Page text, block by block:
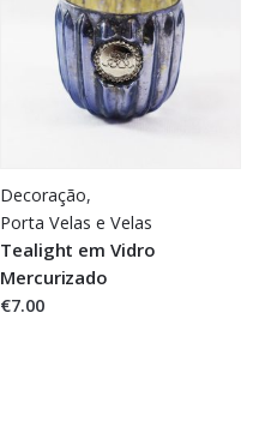
Decoração,
Porta Velas e Velas
Tealight em Vidro
Mercurizado
€7.00